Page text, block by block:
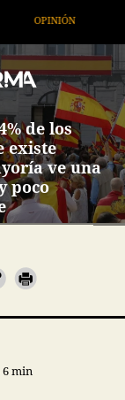
ARTÍCULOS
de los
existe
ve una
poco
6 min